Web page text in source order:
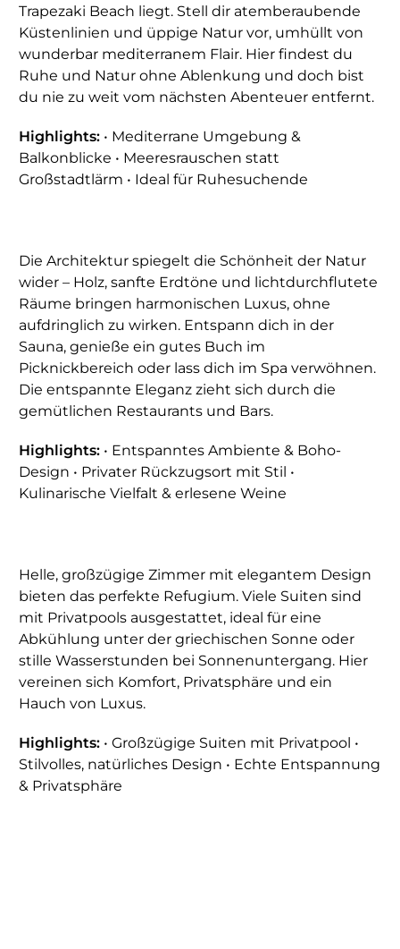
Trapezaki Beach liegt. Stell dir atemberaubende
Küstenlinien und üppige Natur vor, umhüllt von
wunderbar mediterranem Flair. Hier findest du
Ruhe und Natur ohne Ablenkung und doch bist
du nie zu weit vom nächsten Abenteuer entfernt.
Highlights: • Mediterrane Umgebung &
Balkonblicke • Meeresrauschen statt
Großstadtlärm • Ideal für Ruhesuchende
Die Architektur spiegelt die Schönheit der Natur
wider – Holz, sanfte Erdtöne und lichtdurchflutete
Räume bringen harmonischen Luxus, ohne
aufdringlich zu wirken. Entspann dich in der
Sauna, genieße ein gutes Buch im
Picknickbereich oder lass dich im Spa verwöhnen.
Die entspannte Eleganz zieht sich durch die
gemütlichen Restaurants und Bars.
Highlights: • Entspanntes Ambiente & Boho-
Design • Privater Rückzugsort mit Stil •
Kulinarische Vielfalt & erlesene Weine
Helle, großzügige Zimmer mit elegantem Design
bieten das perfekte Refugium. Viele Suiten sind
mit Privatpools ausgestattet, ideal für eine
Abkühlung unter der griechischen Sonne oder
stille Wasserstunden bei Sonnenuntergang. Hier
vereinen sich Komfort, Privatsphäre und ein
Hauch von Luxus.
Highlights: • Großzügige Suiten mit Privatpool •
Stilvolles, natürliches Design • Echte Entspannung
& Privatsphäre